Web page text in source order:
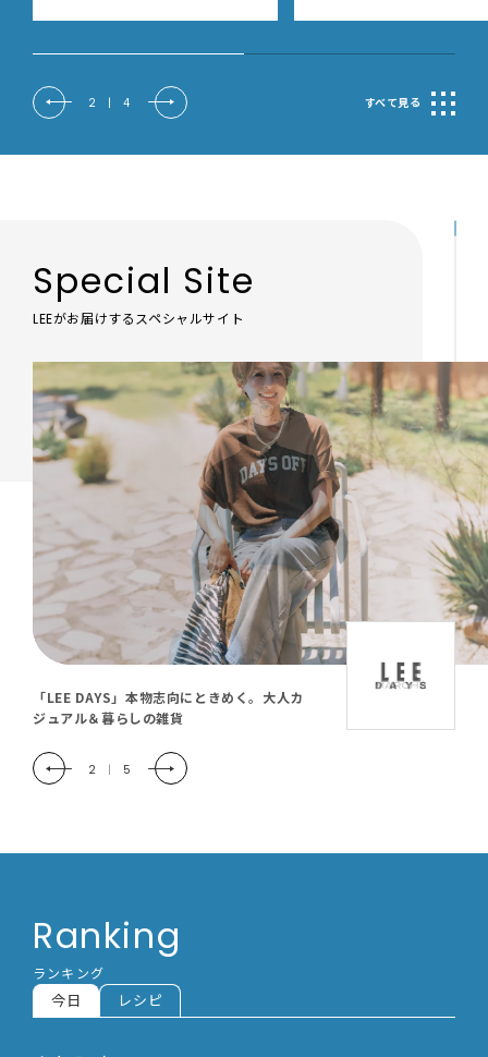
2 | 4 すべて見る
Special Site
LEEがお届けするスペシャルサイト
「LEE DAYS」本物志向にときめく。大人カ
ジュアル＆暮らしの雑貨
2 | 5
Ranking
ランキング
今日 レシピ